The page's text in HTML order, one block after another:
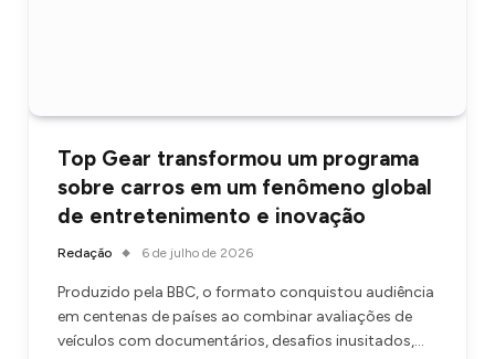
Top Gear transformou um programa
sobre carros em um fenômeno global
de entretenimento e inovação
Redação 6 de julho de 2026
Produzido pela BBC, o formato conquistou audiência
em centenas de países ao combinar avaliações de
veículos com documentários, desafios inusitados,…